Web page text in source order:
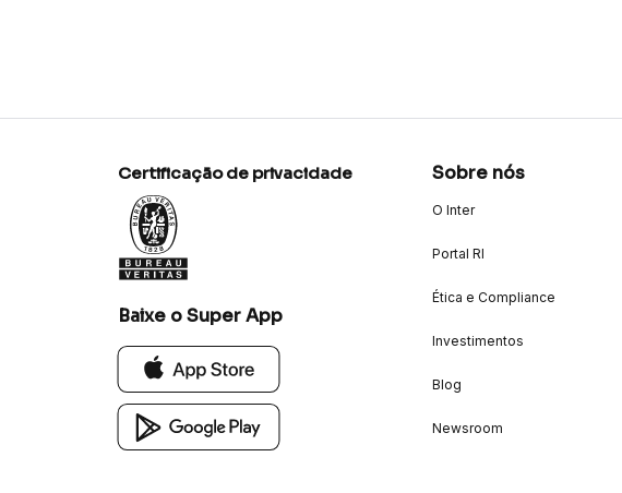
Certificação de privacidade
Baixe o Super App
Sobre nós
O Inter
Portal RI
Ética e Compliance
Investimentos
Blog
Newsroom